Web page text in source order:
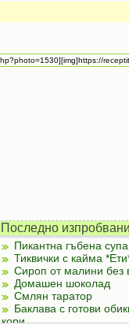
Последно изпробвани
Пикантна гъбена супа
Тиквички с кайма
Сироп от малини без
Домашен шоколад
Смлян таратор
Баклава с готови
кори